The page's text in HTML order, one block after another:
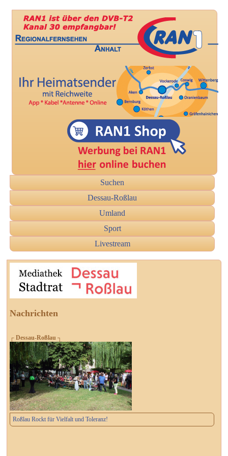
Suchen
Dessau-Roßlau
Umland
Sport
Livestream
Nachrichten
┌ Dessau-Roßlau ┐
Roßlau Rockt für Vielfalt und Toleranz!